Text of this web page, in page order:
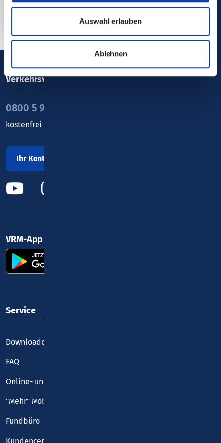
Auswahl erlauben
Ablehnen
Verkehrsverbund Rhein-Mosel GmbH
0800 5 986 986
kostenfrei täglich 8 - 20 Uhr
Ihr Kontakt zu uns
VRM-App nutzen und durchstarten
Service
Downloadcenter
FAQ
Online- und Handy-Tickets
"Mehr" Mobilität
Fundbüro
Kundencenter